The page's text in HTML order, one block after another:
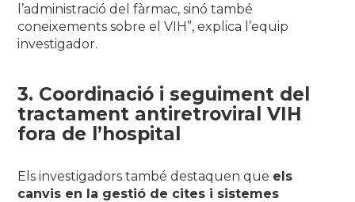
l’administració del fàrmac, sinó també
coneixements sobre el VIH”, explica l’equip
investigador.
3. Coordinació i seguiment del
tractament antiretroviral VIH
fora de l’hospital
Els investigadors també destaquen que els
canvis en la gestió de cites i sistemes